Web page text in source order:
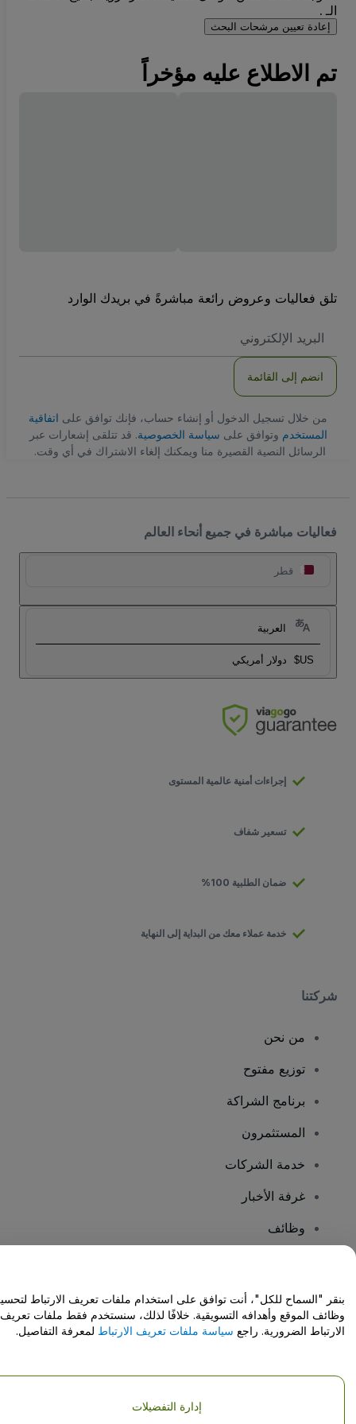
الـ .
إعادة تعيين مرشحات البحث
تم الاطلاع عليه مؤخراً
تلق فعاليات وعروض رائعة مباشرةً في بريدك الوارد
الاكتروني
انضم إلى القائمة
من خلال تسجيل الدخول أو إنشاء حساب، فإنك توافق على اتفاقية
المستخدم وتوافق على سياسة الخصوصية. قد تتلقى إشعارات عبر
الرسائل النصية القصيرة منا ويمكنك إلغاء الاشتراك في أي وقت.
فعاليات مباشرة في جميع أنحاء العالم
قطر
العربية
US$ دولار أمريكي
إجراءات أمنية عالمية المستوى
تسعير شفاف
ضمان الطلبية 100%
خدمة عملاء معك من البداية إلى النهاية
شركتنا
من نحن
توزيع مفتوح
برنامج الشراكة
المستثمرون
خدمة الشركات
غرفة الأخبار
وظائف
مركز المساعدة / اتصل بنا
حقوق النشر © شركة فياجوجو المحدودة 2026
تفاصيل الشركة
بنقر "السماح للكل"، أنت توافق على استخدام ملفات تعريف الارتباط
وظائف الموقع وأهدافه التسويقية. خلافًا لذلك، سنستخدم فقط ملفات تعريف
الارتباط الضرورية. راجع سياسة ملفات تعريف الارتباط لمعرفة التفاصيل.
إدارة التفضيلات